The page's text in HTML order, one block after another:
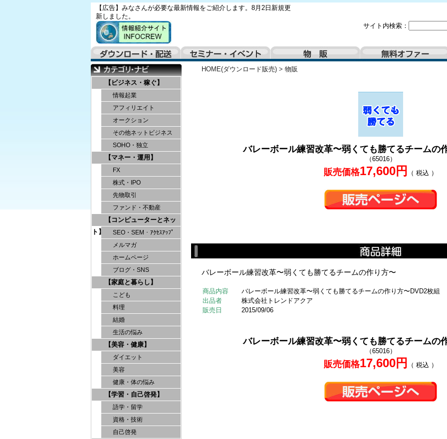
【広告】みなさんが必要な最新情報をご紹介します。8月2日新規更
新しました。
サイト内検索：
【ビジネス・稼ぐ】
情報起業
アフィリエイト
オークション
その他ネットビジネス
SOHO・独立
【マネー・運用】
FX
株式・IPO
先物取引
ファンド・不動産
【コンピューターとネッ
ト】
SEO・SEM・ｱｸｾｽｱｯﾌﾟ
メルマガ
ホームページ
ブログ・SNS
【家庭と暮らし】
こども
料理
結婚
生活の悩み
【美容・健康】
ダイエット
美容
健康・体の悩み
【学習・自己啓発】
語学・留学
資格・技術
自己啓発
HOME(ダウンロード販売) > 物販
バレーボール練習改革〜弱くても勝てるチームの
（65016）
販売価格17,600円 （ 税込 ）
バレーボール練習改革〜弱くても勝てるチームの作り方〜
商品内容
バレーボール練習改革〜弱くても勝てるチームの作り方〜DVD2枚組
出品者
株式会社トレンドアクア
販売日
2015/09/06
バレーボール練習改革〜弱くても勝てるチームの
（65016）
販売価格17,600円 （ 税込 ）